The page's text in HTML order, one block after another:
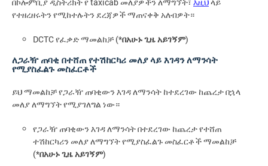
የተዘረዘሩትን የሚከተሉትን ደረጃዎች ማጠናቀቅ አለብዎት።
DCTC የፈቃድ ማመልከቻ (*በአሁኑ ጊዜ አይገኝም)
ለጋራዥ ጠባቂ በተሸጠ የተሽከርካሪ መለያ ላይ እገዳን ለማንሳት
የሚያስፈልጉ መስፈርቶች
ይህ ማመልከቻ የጋራዥ ጠባቂውን እገዳ ለማንሳት ከተደረገው ከጨረታ በኋላ
መለያ ለማግኘት የሚያገለግል ነው።
የጋራዥ ጠባቂውን እገዳ ለማንሳት በተደረገው ከጨረታ የተሸጠ
ተሽከርካሪን መለያ ለማግኘት የሚያስፈልጉ መስፈርቶች ማመልከቻ
(*በአሁኑ ጊዜ አይገኝም)